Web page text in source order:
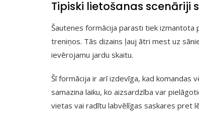
Tipiski lietošanas scenāriji
Šautenes formācija parasti tiek izmantota
treniņos. Tās dizains ļauj ātri mest uz
ievērojamu jardu skaitu.
Šī formācija ir arī izdevīga, kad
samazina laiku, ko aizsardzība var
vietas vai radītu labvēlīgas saskares pret